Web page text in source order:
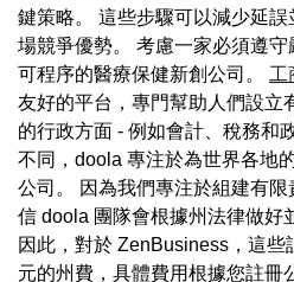
鍵策略。 這些步驟可以減少延
場競爭優勢。 考慮一家必須遵
可程序的醫療保健新創公司。 工
友好的平台，專門幫助人們設立
的行政方面 - 例如會計、稅務和
不同，doola 專注於為世界各地
公司。 因為我們專注於組建有
信 doola 團隊會根據州法律做好
因此，對於 ZenBusiness，這些
元的州費，具體費用根據您註冊